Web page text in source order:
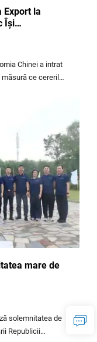
Export la
Își
Chinei a intrat
ce cererile
mare de
solemnitatea de
Republicii